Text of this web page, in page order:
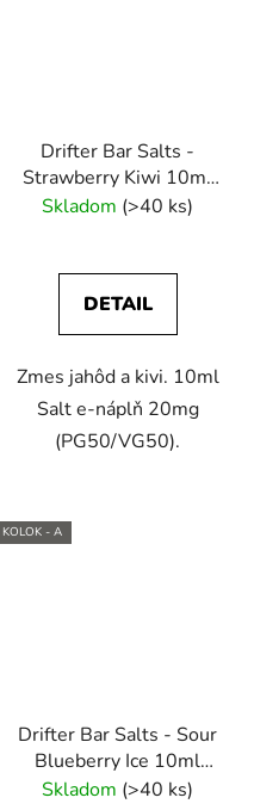
Drifter Bar Salts -
Strawberry Kiwi 10ml
(20mg) e-liquid
Skladom (>40 ks)
DETAIL
Zmes jahôd a kivi. 10ml
Salt e-náplň 20mg
(PG50/VG50).
KOLOK - A
Drifter Bar Salts - Sour
Blueberry Ice 10ml
(20mg) e-liquid
Skladom (>40 ks)